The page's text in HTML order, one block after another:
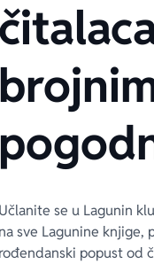
Učlanite se u Lagunin
na sve Lagunine knjige,
rođendanski popust od